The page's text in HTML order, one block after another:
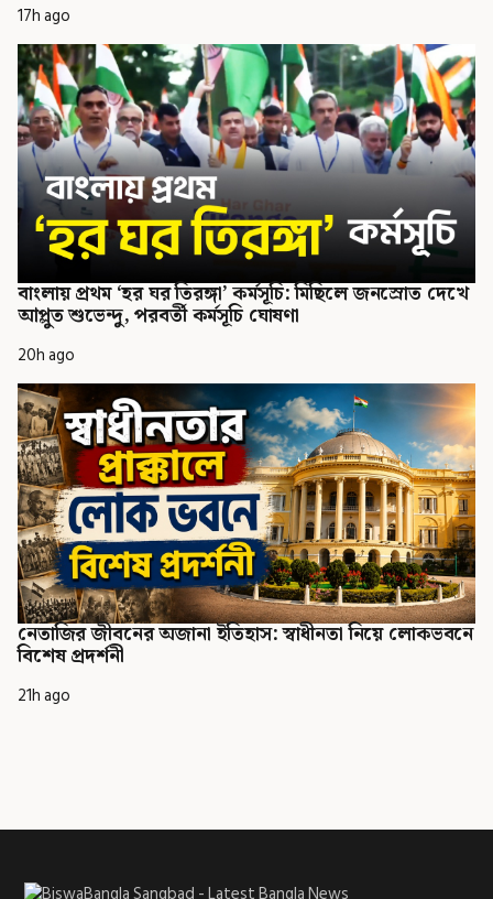
17h ago
বাংলায় প্রথম ‘হর ঘর তিরঙ্গা’ কর্মসূচি: মিছিলে জনস্রোত দেখে
আপ্লুত শুভেন্দু, পরবর্তী কর্মসূচি ঘোষণা
20h ago
নেতাজির জীবনের অজানা ইতিহাস: স্বাধীনতা নিয়ে লোকভবনে
বিশেষ প্রদর্শনী
21h ago